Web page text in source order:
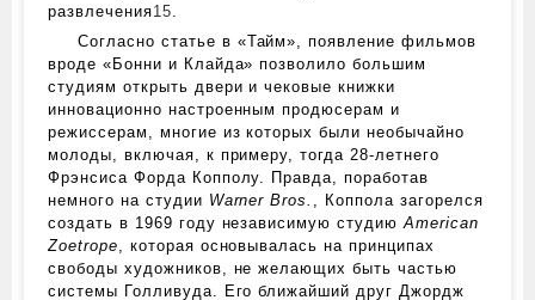
развлечения15
Согласно статье в «Тайм», появление фильмов
вроде «Бонни и Клайда» позволило большим
студиям открыть двери и чековые книжки
инновационно настроенным продюсерам и
режиссерам, многие из которых были необычайно
молоды, включая, к примеру, тогда 28-летнего
Фрэнсиса Форда Копполу. Правда, поработав
немного на студии Warner Bros.
, Коппола загорелся
создать в 1969 году независимую студиюAmerican
Zoetrope , которая основывалась на принципах
свободы художников, не желающих быть частью
системы Голливуда. Его ближайший друг Джордж